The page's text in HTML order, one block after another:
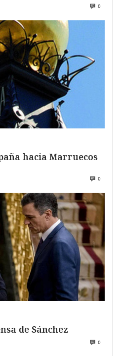
0
hacia Marruecos
0
de Sánchez
0